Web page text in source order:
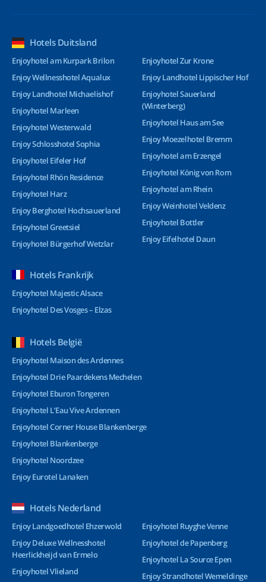
Hotels Duitsland
Enjoyhotel am Kurpark Brilon
Enjoy Wellnesshotel Aqualux
Enjoy Landhotel Michaelishof
Enjoyhotel Marleen
Enjoyhotel Westerwald
Enjoy Schlosshotel Sophia
Enjoyhotel Eifeler Hof
Enjoyhotel Rhön Residence
Enjoyhotel Harz
Enjoy Berghotel Hochsauerland
Enjoyhotel Greetsiel
Enjoyhotel Bürgerhof Wetzlar
Enjoyhotel Zur Krone
Enjoy Landhotel Lippischer Hof
Enjoyhotel Sauerland
(Winterberg)
Enjoyhotel Haus am See
Enjoy Moezelhotel Bremm
Enjoyhotel am Erzengel
Enjoyhotel König von Rom
Enjoyhotel am Rhein
Enjoy Weinhotel Veldenz
Enjoyhotel Bottler
Enjoy Eifelhotel Daun
Hotels Frankrijk
Enjoyhotel Majestic Alsace
Enjoyhotel Des Vosges – Elzas
Hotels België
Enjoyhotel Maison des Ardennes
Enjoyhotel Drie Paardekens Mechelen
Enjoyhotel Eburon Tongeren
Enjoyhotel L’Eau Vive Ardennen
Enjoyhotel Corner House Blankenberge
Enjoyhotel Blankenberge
Enjoyhotel Noordzee
Enjoy Eurotel Lanaken
Hotels Nederland
Enjoy Landgoedhotel Ehzerwold
Enjoy Deluxe Wellnesshotel
Heerlickheijd van Ermelo
Enjoyhotel Vlieland
Enjoyhotel Ruyghe Venne
Enjoyhotel de Papenberg
Enjoyhotel La Source Epen
Enjoy Strandhotel Wemeldinge